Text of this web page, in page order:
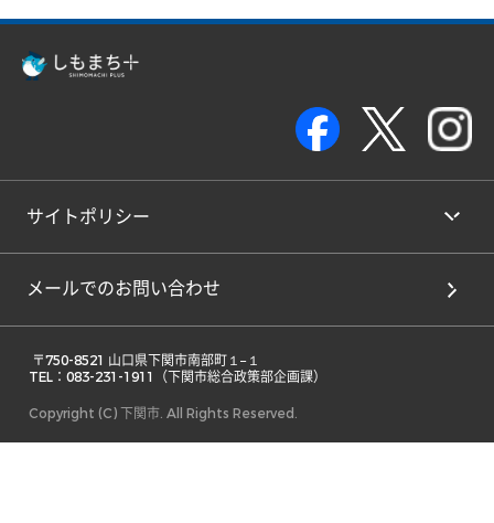
サイトポリシー
メールでのお問い合わせ
TEL：083-231-1911（下関市総合政策部企画課）
Copyright (C) 下関市. All Rights Reserved.